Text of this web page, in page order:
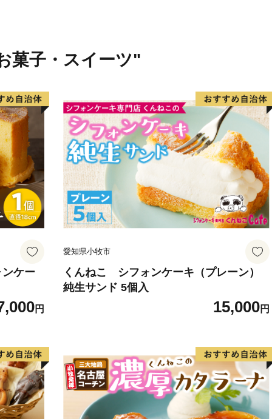
の取り組みに賛同し
な財源を活用して、
めてまいります。
菓子・スイーツ"
ケー
円
愛知県小牧市
くんねこ シフォンケーキ（プレーン）
純生サンド 5個入
15,000円